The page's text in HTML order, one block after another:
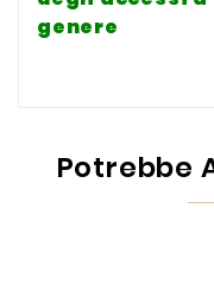
genere
Potrebbe